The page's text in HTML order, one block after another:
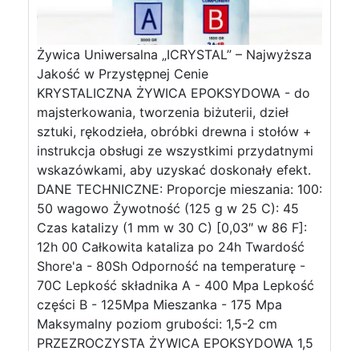
Żywica Uniwersalna „ICRYSTAL” – Najwyższa
Jakość w Przystępnej Cenie
KRYSTALICZNA ŻYWICA EPOKSYDOWA - do
majsterkowania, tworzenia biżuterii, dzieł
sztuki, rękodzieła, obróbki drewna i stołów +
instrukcja obsługi ze wszystkimi przydatnymi
wskazówkami, aby uzyskać doskonały efekt.
DANE TECHNICZNE: Proporcje mieszania: 100:
50 wagowo Żywotność (125 g w 25 C): 45
Czas katalizy (1 mm w 30 C) [0,03″ w 86 F]:
12h 00 Całkowita kataliza po 24h Twardość
Shore'a - 80Sh Odporność na temperaturę -
70C Lepkość składnika A - 400 Mpa Lepkość
części B - 125Mpa Mieszanka - 175 Mpa
Maksymalny poziom grubości: 1,5-2 cm
PRZEZROCZYSTA ŻYWICA EPOKSYDOWA 1,5